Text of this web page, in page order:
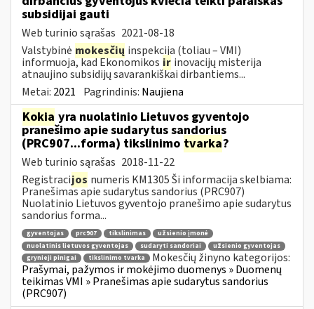
subsidijai gauti
Web turinio sąrašas 2021-08-18
Valstybinė mokesčių inspekcija (toliau – VMI)
informuoja, kad Ekonomikos ir inovacijų misterija
atnaujino subsidijų savarankiškai dirbantiems...
Metai: 2021 Pagrindinis: Naujiena
Kokia yra nuolatinio Lietuvos gyventojo
pranešimo apie sudarytus sandorius
(PRC907...forma) tikslinimo tvarka?
Web turinio sąrašas 2018-11-22
Registracijos numeris KM1305 Ši informacija skelbiama:
Pranešimas apie sudarytus sandorius (PRC907)
Nuolatinio Lietuvos gyventojo pranešimo apie sudarytus
sandorius forma...
gyventojas prc907 tikslinimas
užsienio įmonė
nuolatinis lietuvos gyventojas
sudaryti sandoriai
užsienio gyventojas
grynieji pinigai
tikslinimo tvarka
Mokesčių žinyno kategorijos:
Prašymai, pažymos ir mokėjimo duomenys » Duomenų
teikimas VMI » Pranešimas apie sudarytus sandorius
(PRC907)